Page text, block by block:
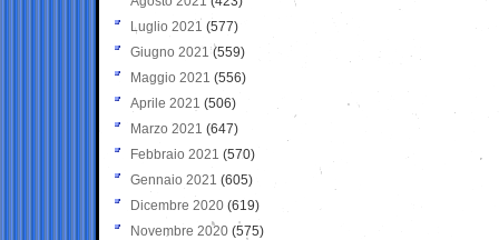
Luglio 2021 (577)
Giugno 2021(559)
Maggio 2021 (556)
Aprile 2021 (506)
Marzo 2021 (647)
Febbraio 2021 (570)
Gennaio 2021 (605)
Dicembre 2020 (619)
Novembre 2020 (575)